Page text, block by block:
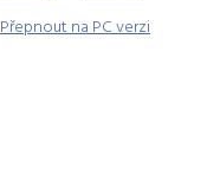
Přepnout na PC verzi